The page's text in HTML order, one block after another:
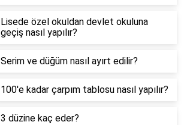
Lisede özel okuldan devlet okuluna
geçiş nasıl yapılır?
Serim ve düğüm nasıl ayırt edilir?
100'e kadar çarpım tablosu nasıl yapılır?
3 düzine kaç eder?